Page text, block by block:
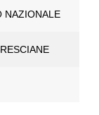
NAZIONALE